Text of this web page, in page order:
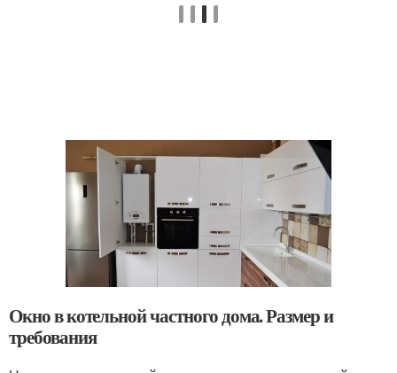
Окно в котельной частного дома. Размер и
требования